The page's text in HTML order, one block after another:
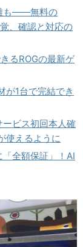
も――無料の
、確認と対応の
るROGの最新ゲ
が1台で完結でき
ービス初回本人確
使えるように
全額保証」！AI